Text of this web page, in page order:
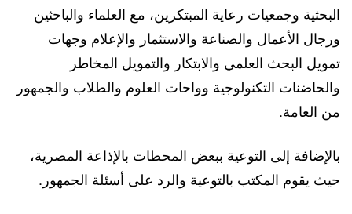
البحثية وجمعيات رعاية المبتكرين، مع العلماء والباحثين
ورجال الأعمال والصناعة والاستثمار والإعلام وجهات
تمويل البحث العلمي والابتكار والتمويل المخاطر
والحاضنات التكنولوجية وواحات العلوم والطلاب والجمهور
من العامة.
بالإضافة إلى التوعية ببعض المحطات بالإذاعة المصرية،
حيث يقوم المكتب بالتوعية والرد على أسئلة الجمهور.